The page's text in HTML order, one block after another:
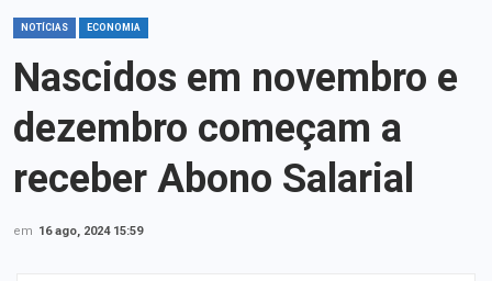
NOTÍCIAS ECONOMIA
Nascidos em novembro e
dezembro começam a
receber Abono Salarial
em 16 ago, 2024 15:59